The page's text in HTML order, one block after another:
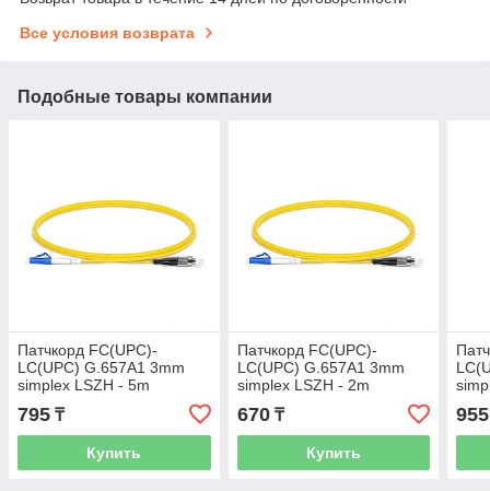
Все условия возврата
Подобные товары компании
Патчкорд FC(UPC)-
LC(UPC) G.657A1 3mm
simplex LSZH - 5m
795 ₸
Купить
Патчкорд FC(UPC)-
LC(UPC) G.657A1 3mm
simplex LSZH - 2m
670₸
Купить
955